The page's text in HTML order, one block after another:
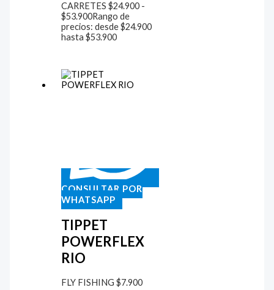
CARRETES $24.900 -
$53.900Rango de
precios: desde $24.900
hasta $53.900
CONSULTAR POR
WHATSAPP
TIPPET
POWERFLEX
RIO
FLY FISHING $7.900